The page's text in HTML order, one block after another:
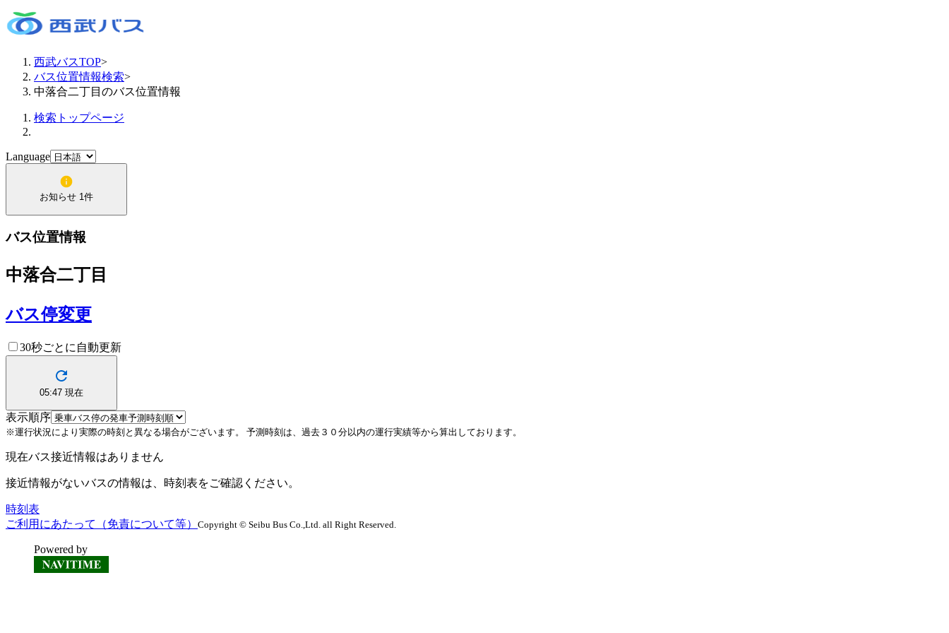
西武バスTOP>
バス位置情報検索>
中落合二丁目のバス位置情報
検索トップページ
Language
お知らせ 1件
バス位置情報
中落合二丁目
バス停変更
30秒ごとに自動更新
05:47 現在
表示順序
※運行状況により実際の時刻と異なる場合がございます。 予測時刻は、過去３０分以内の運行実績等から算出しております。
現在バス接近情報はありません
接近情報がないバスの情報は、時刻表をご確認ください。
時刻表
ご利用にあたって（免責について等） Copyright © Seibu Bus Co.,Ltd. all Right Reserved.
Powered by